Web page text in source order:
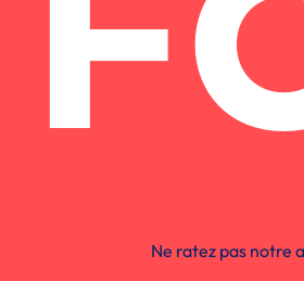
Ne ratez pas notre